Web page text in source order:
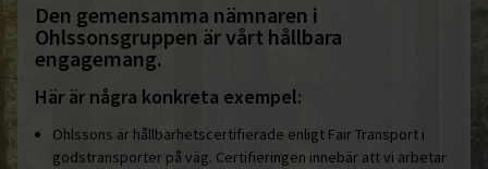
Den gemensamma nämnaren i
Ohlssonsgruppen är vårt hållbara
engagemang.
Här är några konkreta exempel:
Ohlssons är hållbarhetscertifierade enligt Fair Transport i
godstransporter på väg. Certifieringen innebär att vi arbetar